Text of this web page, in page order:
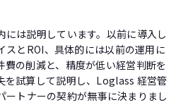
は説明しています。以前に導入し
スとROI、具体的には以前の運用に
費の削減と、精度が低い経営判断を
を試算して説明し、Loglass 経営管
トナーの契約が無事に決まりまし